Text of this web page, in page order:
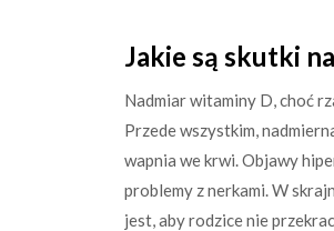
Jakie są skutki
Nadmiar witaminy D, choć
Przede wszystkim,
wapnia we krwi. Objawy
problemy z nerkami. W
jest, aby rodzice nie